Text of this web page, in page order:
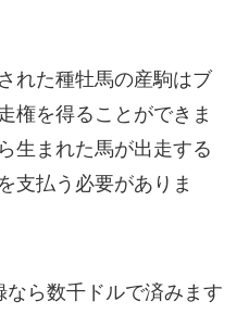
れた種牡馬の産駒はブ
権を得ることができま
生まれた馬が出走する
支払う必要がありま
ら数千ドルで済みます